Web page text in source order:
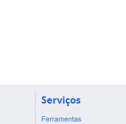
Serviços
Ferramentas